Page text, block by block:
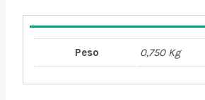
Gelato
Peso 0,750 Kg